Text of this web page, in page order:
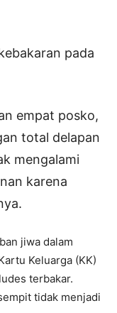
pada
empat posko,
total delapan
mengalami
karena
jiwa dalam
Keluarga (KK)
terbakar.
tidak menjadi